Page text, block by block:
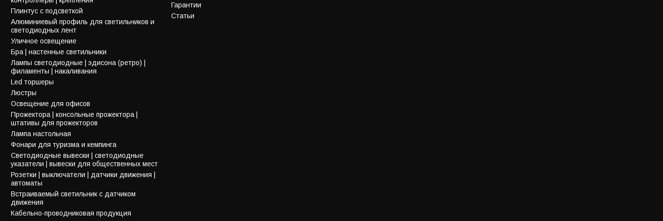
Плинтус с подсветкой
Алюминиевый профиль для светильников и
светодиодных лент
Уличное освещение
Бра | настенные светильники
Лампы светодиодные | эдисона (ретро) |
филаменты | накаливания
Led торшеры
Люстры
Освещение для офисов
Прожектора | консольные прожектора |
штативы для прожекторов
Лампа настольная
Фонари для туризма и кемпинга
Светодиодные вывески | светодиодные
указатели | вывески для общественных мест
Розетки | выключатели | датчики движения |
автоматы
Встраиваемый светильник с датчиком
движения
Кабельно-проводниковая продукция
Гарантии
Статьи